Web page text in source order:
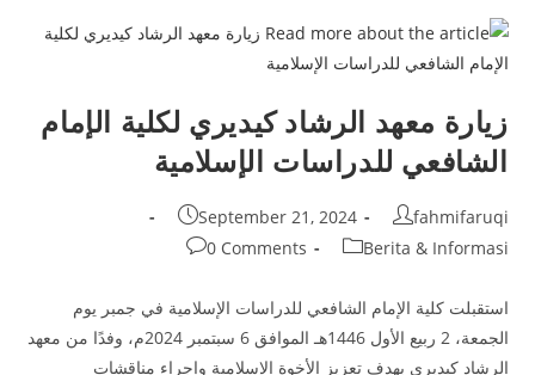
الأكاديمي
2024-
2025
زيارة معهد الرشاد كيديري لكلية الإمام
الشافعي للدراسات الإسلامية
Post
author:
fahmifaruqi
Post
published:
September 21, 2024
Post
Berita & Informasi
Post
0 Comments
استقبلت كلية الإمام الشافعي للدراسات الإسلامية في جمبر يوم
الجمعة، 2 ربيع الأول 1446هـ الموافق 6 سبتمبر 2024م، وفدًا من معهد
الرشاد كيديري بهدف تعزيز الأخوة الإسلامية وإجراء مناقشات